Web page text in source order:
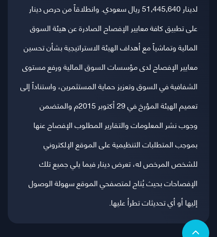
لدينار 51,445,640 ريال سعودي. وانطلاقاً من حرص دينار
على تطبيق كافة معايير الإفصاح الصادرة عن هيئة السوق
المالية وتماشياً مع أهداف الهيئة الاستراتيجية بشأن تحسين
معايير الإفصاح لدى مؤسسات السوق المالية ورفع مستوى
الشفافية في السوق وتعزيز حماية المستثمرين، واستناداً إلى
تعميم الهيئة المؤرخ في 29 أكتوبر 2015م والمتضمن
وجوب نشر المعلومات والتقارير المطلوب الإفصاح عنها
بموجب المتطلبات التنظيمية على الموقع الإلكتروني
للشخص المرخص له، تعرض دينار فيما يلي جميع تلك
الإفصاحات بحيث يُتاح لمتصفحي الموقع سهولة الوصول
إليها أو أي تحديثات تطرأ عليها.